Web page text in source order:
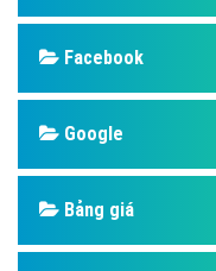
Facebook
Google
Bảng giá